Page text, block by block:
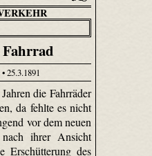
Fahrrad
• 25.3.1891
die Fahrräder
da fehlte es nicht
vor dem neuen
ihrer Ansicht
Erschütterung des